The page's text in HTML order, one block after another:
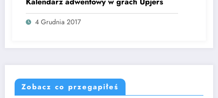
4 Grudnia 2017
Zobacz co przegapiłeś